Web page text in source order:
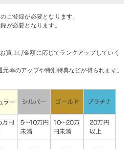
登録が必要となります。
が必要となります。
買上げ金額に応じてランクアップしていく
率のアップや特別特典などが得られます。